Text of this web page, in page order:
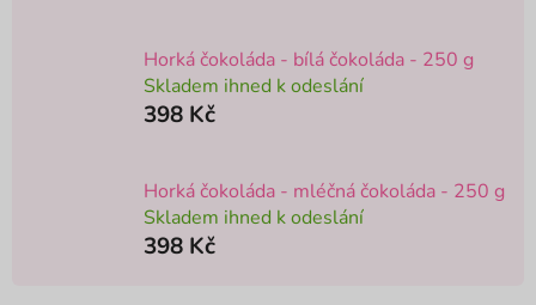
Horká čokoláda - bílá čokoláda - 250 g
Skladem ihned k odeslání
398 Kč
Horká čokoláda - mléčná čokoláda - 250 g
Skladem ihned k odeslání
398 Kč